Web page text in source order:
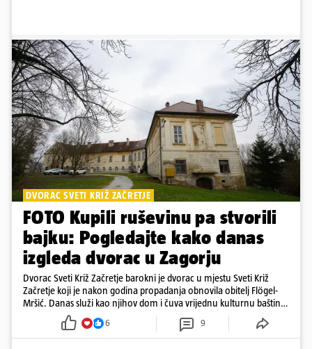
DVORAC SVETI KRIŽ ZAČRETJE
FOTO Kupili ruševinu pa stvorili
bajku: Pogledajte kako danas
izgleda dvorac u Zagorju
Dvorac Sveti Križ Začretje barokni je dvorac u mjestu Sveti Križ
Začretje koji je nakon godina propadanja obnovila obitelj Flögel-
Mršić. Danas služi kao njihov dom i čuva vrijednu kulturnu baštinu
davno zaboravljenog vremena
6 9